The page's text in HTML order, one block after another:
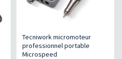
Tecniwork micromoteur
professionnel portable
Microspeed